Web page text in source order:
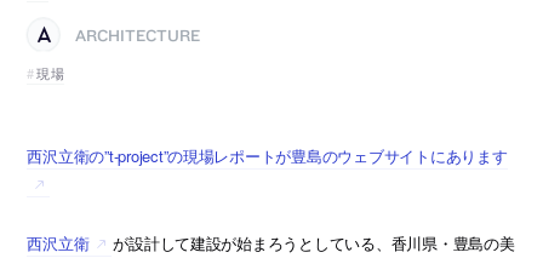
ARCHITECTURE
現場
西沢立衛の”t-project”の現場レポートが豊島のウェブサイトにあります
西沢立衛
が設計して建設が始まろうとしている、香川県・豊島の美